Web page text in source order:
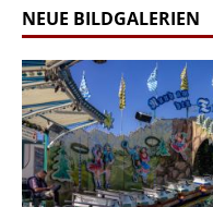
NEUE BILDGALERIEN